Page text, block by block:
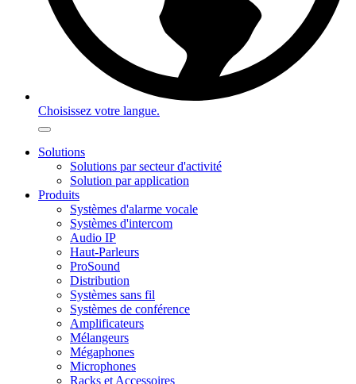
Choisissez votre langue.
Solutions
Solutions par secteur d'activité
Solution par application
Produits
Systèmes d'alarme vocale
Systèmes d'intercom
Audio IP
Haut-Parleurs
ProSound
Distribution
Systèmes sans fil
Systèmes de conférence
Amplificateurs
Mélangeurs
Mégaphones
Microphones
Racks et Accessoires